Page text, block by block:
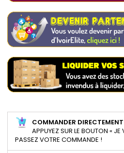
COMMANDER DIRECTEMENT
APPUYEZ SUR LE BOUTON «
PASSEZ VOTRE COMMANDE !